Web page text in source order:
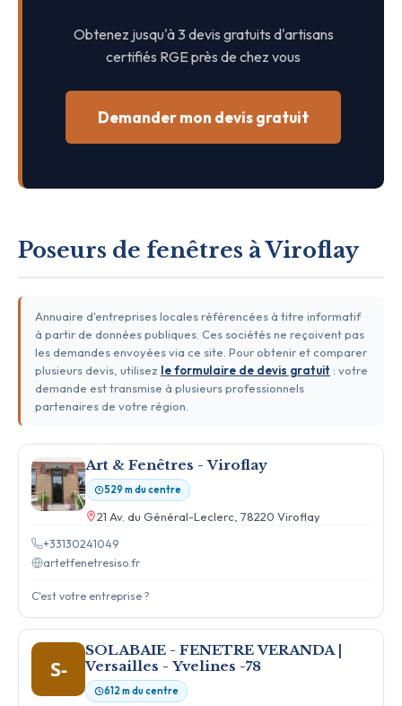
Obtenez jusqu'à 3 devis gratuits d'artisans
certifiés RGE près de chez vous
Demander mon devis gratuit
Poseurs de fenêtres à Viroflay
Annuaire d'entreprises locales référencées à titre informatif
à partir de données publiques. Ces sociétés ne reçoivent pas
les demandes envoyées via ce site. Pour obtenir et comparer
plusieurs devis, utilisez le formulaire de devis gratuit : votre
demande est transmise à plusieurs professionnels
partenaires de votre région.
Art & Fenêtres - Viroflay
529 m du centre
21 Av. du Général-Leclerc, 78220 Viroflay
+33130241049
artetfenetresiso.fr
C'est votre entreprise ?
S-
SOLABAIE - FENETRE VERANDA |
Versailles - Yvelines -78
612 m du centre